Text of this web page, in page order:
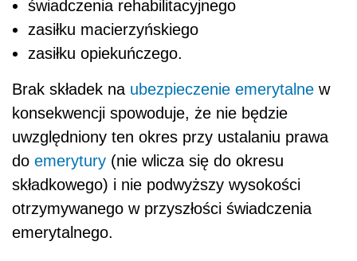
świadczenia rehabilitacyjnego
zasiłku macierzyńskiego
zasiłku opiekuńczego.
Brak składek na ubezpieczenie emerytalne w
konsekwencji spowoduje, że nie będzie
uwzględniony ten okres przy ustalaniu prawa
do emerytury (nie wlicza się do okresu
składkowego) i nie podwyższy wysokości
otrzymywanego w przyszłości świadczenia
emerytalnego.